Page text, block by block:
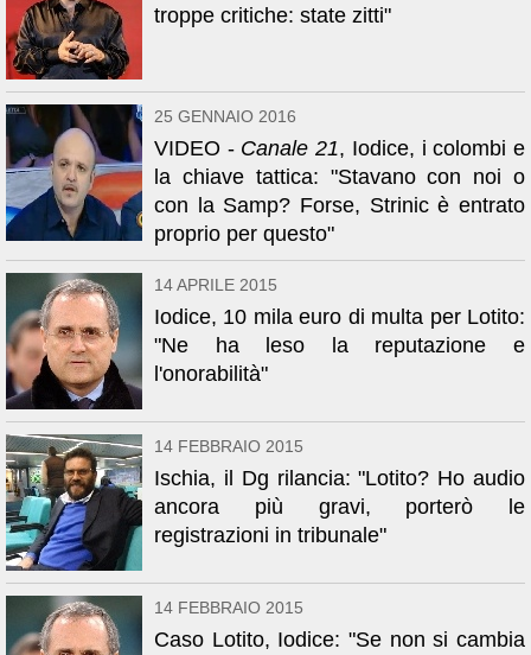
troppe critiche: state zitti"
25 GENNAIO 2016
VIDEO - Canale 21, Iodice, i colombi e
la chiave tattica: "Stavano con noi o
con la Samp? Forse, Strinic è entrato
proprio per questo"
14 APRILE 2015
Iodice, 10 mila euro di multa per Lotito:
"Ne ha leso la reputazione e
l'onorabilità"
14 FEBBRAIO 2015
Ischia, il Dg rilancia: "Lotito? Ho audio
ancora più gravi, porterò le
registrazioni in tribunale"
14 FEBBRAIO 2015
Caso Lotito, Iodice: "Se non si cambia